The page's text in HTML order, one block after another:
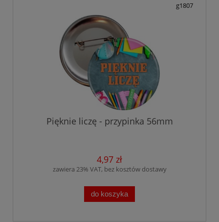
g1807
Pięknie liczę - przypinka 56mm
4,97 zł
zawiera 23% VAT, bez kosztów dostawy
do koszyka